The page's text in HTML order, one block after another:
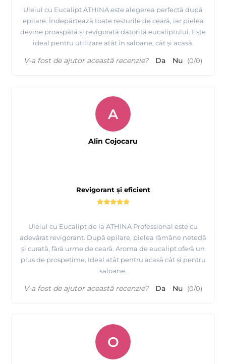
Uleiul cu Eucalipt ATHINA este alegerea perfectă după
epilare. Îndepărtează toate resturile de ceară, iar pielea
devine proaspătă și revigorată datorită eucaliptului. Este
ideal pentru utilizare atât în saloane, cât și acasă.
V-a fost de ajutor această recenzie? Da Nu (0/0)
Revigorant și eficient
Uleiul cu Eucalipt de la ATHINA Professional este cu
adevărat revigorant. După epilare, pielea rămâne netedă
și curată, fără urme de ceară. Aroma de eucalipt oferă un
plus de prospețime. Ideal atât pentru acasă cât și pentru
saloane.
A
Alin Cojocaru
V-a fost de ajutor această recenzie? Da Nu (0/0)
O